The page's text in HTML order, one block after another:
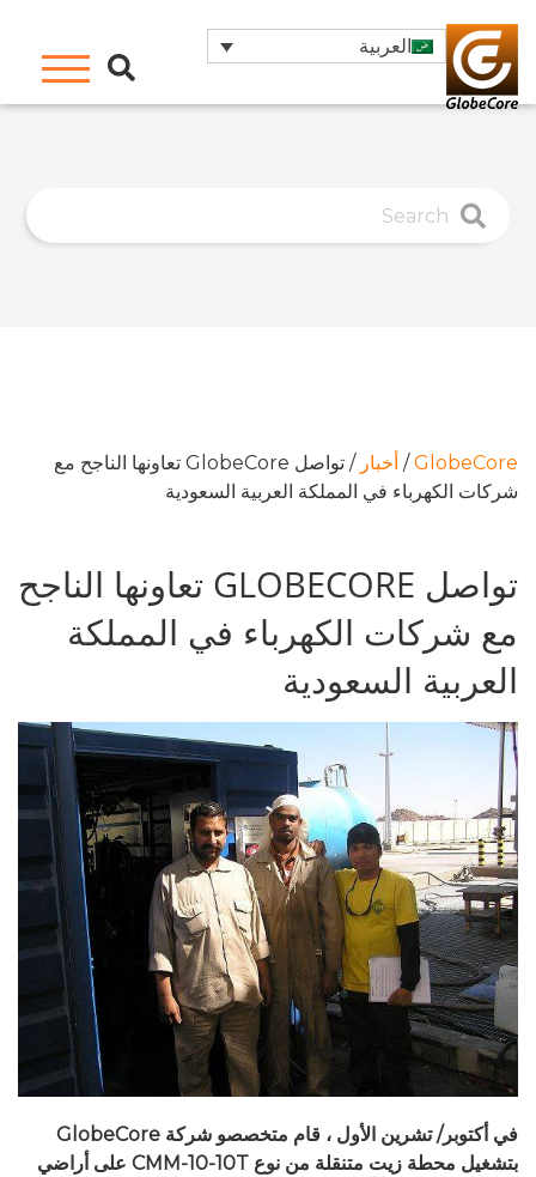
العربية
GlobeCore
/ أخبار /
تواصل GlobeCore تعاونها الناجح مع
شركات الكهرباء في المملكة العربية السعودية
تواصل GLOBECORE تعاونها الناجح
مع شركات الكهرباء في المملكة
العربية السعودية
في أكتوبر/ تشرين الأول ، قام متخصصو شركة GlobeCore
بتشغيل محطة زيت متنقلة من نوع CMM-10-10T على أراضي